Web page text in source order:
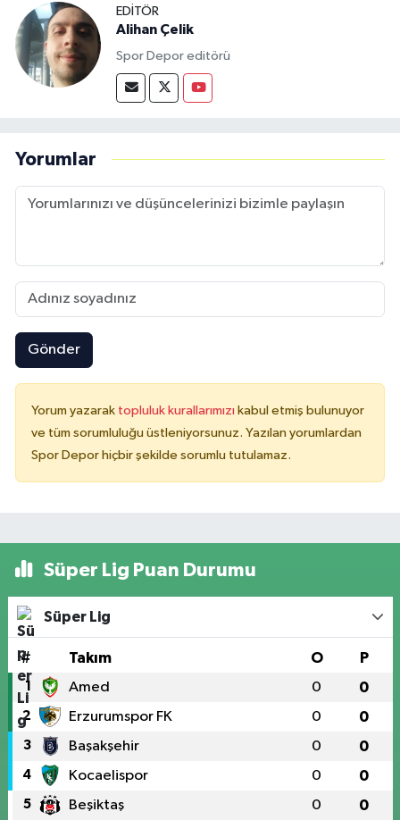
EDITÖR
Alihan Çelik
Spor Depor editörü
Yorumlar
Gönder
Yorum yazarak topluluk kurallarımızı kabul etmiş bulunuyor
ve tüm sorumluluğu üstleniyorsunuz. Yazılan yorumlardan
Spor Depor hiçbir şekilde sorumlu tutulamaz.
Süper Lig Puan Durumu
Süper Lig
# Takım O P
1 Amed 0 0
2 Erzurumspor FK 0 0
3 Başakşehir 0 0
4 Kocaelispor 0 0
5 Beşiktaş 0 0